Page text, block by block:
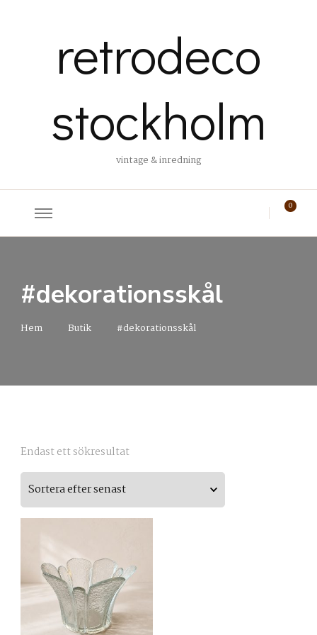
retrodeco
stockholm
vintage & inredning
0
#dekorationsskål
Hem Butik #dekorationsskål
Endast ett sökresultat